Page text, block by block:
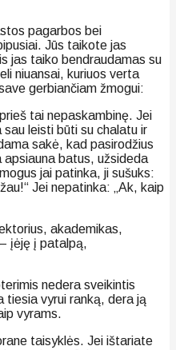
pagarbos bei
Jūs taikote jas
jas taiko bendraudamas su
niuansai, kuriuos verta
gerbiančiam žmogui:
tai nepaskambinę. Jei
leisti būti su chalatu ir
sakė, kad pasirodžius
batus, užsideda
jai patinka, ji sušuks:
Jei nepatinka: „Ak, kaip
akademikas,
įėję į patalpą,
nedera sveikintis
tiesia vyrui ranką, dera ją
vyrams.
taisyklės. Jei ištariate